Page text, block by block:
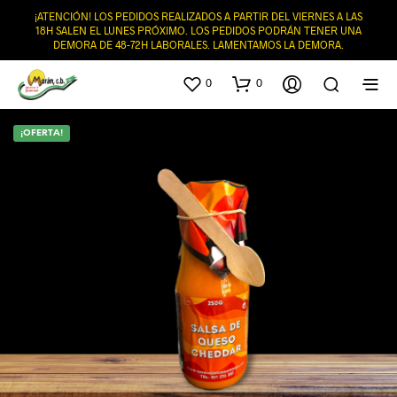
¡ATENCIÓN! LOS PEDIDOS REALIZADOS A PARTIR DEL VIERNES A LAS
18H SALEN EL LUNES PRÓXIMO. LOS PEDIDOS PODRÁN TENER UNA
DEMORA DE 48-72H LABORALES. LAMENTAMOS LA DEMORA.
0 0
¡OFERTA!